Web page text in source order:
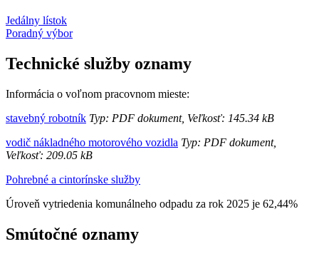
Jedálny lístok
Poradný výbor
Technické služby oznamy
Informácia o voľnom pracovnom mieste:
stavebný robotník Typ: PDF dokument, Veľkosť: 145.34 kB
vodič nákladného motorového vozidla Typ: PDF dokument,
Veľkosť: 209.05 kB
Pohrebné a cintorínske služby
Úroveň vytriedenia komunálneho odpadu za rok 2025 je 62,44%
Smútočné oznamy